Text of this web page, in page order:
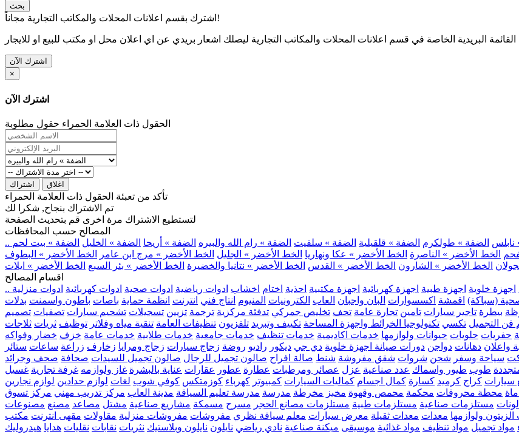
بحث
اشترك بقسم اعلانات المحلات والمكاتب التجارية مجاناً!
البريدية الخاصة في قسم اعلانات المحلات والمكاتب التجارية ليصلك اشعار بريدي عن اي اعلان محل او مكتب للبيع او للايجار
اشترك الآن
×
اشترك الآن
الحقول ذات العلامة الحمراء حقول مطلوبة
اشتراك اغلاق
تأكد من تعبئة الحقول ذات العلامة الحمراء
تم الاشتراك بنجاح, شكرا لك
لتستطيع الاشتراك مرة اخرى قم بتحديث الصفحة
المصالح حسب المحافظات
نابلس الضفة » طولكرم الضفة » قلقيلية الضفة » سلفيت الضفة » رام الله والبيره الضفة » أريحا الضفة » الخليل الضفة » بيت لحم
الخط الأخضر » الناصرة الخط الأخضر » عكا ونهاريا الخط الأخضر » الجليل الخط الأخضر » مرج ابن عامر
الخط الأخضر » البطوف
الخط الأخضر » الشارون الخط الأخضر » القدس الخط الأخضر » نتانيا والخضيرة الخط الأخضر » بئر السبع الخط الأخضر » ايلات
اقسام المصالح
اجهزة خلوية اجهزة طبية اجهزة كهربائية اجهزة مكتبية احذية اختام اخشاب ادوات رياضية ادوات صحية ادوات كهربائية ادوات منزلية
(سباكة) اقمشة اكسسوارات البان واجبان العاب الكترونيات المنيوم انتاج فني انترنت انظمة حماية باصات باطون واسمنت بدلات
بيطرة تاجير سيارات تامين تجارة عامة تحف تخليص جمركي تدفئة مركزية ترجمة تزيين تسجيلات تشحيم سيارات تصفيات تصميم
فن التجميل تكسي تكنولوجيا الخرائط واجهزة المساحة تكييف وتبريد تلفزيون تنظيفات العامة تنقية مياه وفلاتر توظيف ثريات ثلاجات
حفريات حلويات حيوانات ولوازمها خدمات اكاديمية خدمات تنظيف خدمات جامعية خدمات طلابية خدمات عامة خزف خضار وفواكه
واعلان دهانات دواجن دورات صيانة اجهزة خلوية دي جي ديكور راديو روضة زجاج سيارات زجاج ومرايا زخارف زراعة ساعات ستائر
سياحة وسفر شحن شروات شقق مفروشة شنط صالة افراح صالون تجميل للرجال صالون تجميل للسيدات صحافة صحف وجرائد
طوب طيور واسماك عدد صناعية عزل عصائر ومرطبات عطارة عطور عقارات عناية بالبشرة غاز ولوازمه غرفة تجارية غسيل
سيارات كراج كرميد كسارة كمال اجسام كماليات السيارات كمبيوتر كهرباء كوزمتكس كوفي شوب لغات لوازم حدادين لوازم نجارين
محطة محروقات محكمة محمص وقهوة مخبز مخرطة مدرسة مدرسة تعليم السياقة مدينة العاب مركز تدريب مهني مركز تسوق
مستلزمات صناعية مستلزمات طبية مستلزمات مصانع الحجر مسرح مسمكة مشاريع صناعية مشتل مصاعد مصنع مصنوعات
ولوازمها معدات معدات ثقيلة معرض سيارات معلم سياقة نظري مفروشات مفروشات منزلية مقاولات مقهى انترنت مكتب
مواد تجميل مواد تنظيف مواد غذائية موسيقى ميكنة صناعية نادي رياضي نايلون نايلون وبلاستيك نثريات نقابات نقليات هدايا هيدروليك